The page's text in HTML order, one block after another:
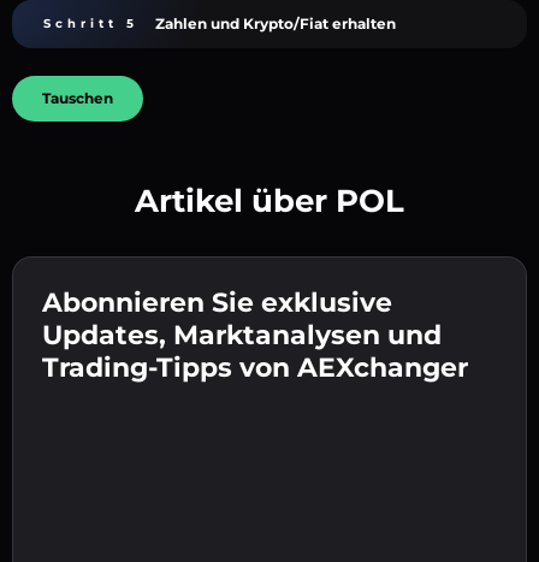
Gib deine Krypto-Wallet-Adresse ein 👉 fahre
mit dem nächsten Schritt fort.
Bestätige deine Identität 👉 fahre mit dem
letzten Schritt fort.
Schritt 5 Zahlen und Krypto/Fiat erhalten
Sende die Einzahlung 👉 erhalte Krypto oder
Fiat in deiner Wallet.
Tauschen
Artikel über POL
Abonnieren Sie exklusive
Updates, Marktanalysen und
Trading-Tipps von AEXchanger